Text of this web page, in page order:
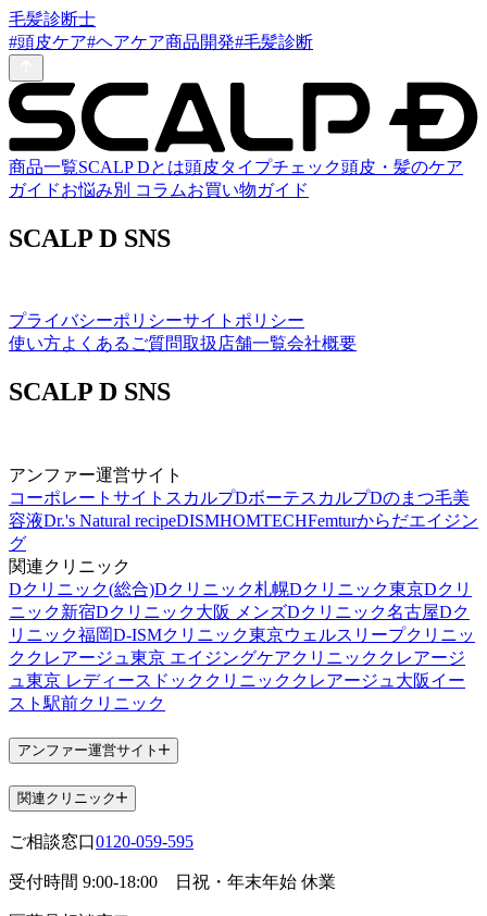
毛髪診断士
#頭皮ケア#ヘアケア商品開発#毛髪診断
商品一覧SCALP Dとは頭皮タイプチェック頭皮・髪のケア
ガイドお悩み別 コラムお買い物ガイド
SCALP D SNS
プライバシーポリシーサイトポリシー
使い方よくあるご質問取扱店舗一覧会社概要
SCALP D SNS
アンファー運営サイト
コーポレートサイト スカルプDボーテスカルプDのまつ毛美
容液Dr.'s Natural recipeDISMHOMTECHFemturからだエイジン
グ
関連クリニック
Dクリニック(総合)Dクリニック札幌Dクリニック東京Dクリ
ニック新宿Dクリニック大阪 メンズDクリニック名古屋Dク
リニック福岡D-ISMクリニック東京ウェルスリープクリニッ
ク クレアージュ東京 エイジングケアクリニック クレアージ
ュ東京 レディースドッククリニック クレアージュ大阪イー
スト駅前クリニック
アンファー運営サイト
関連クリニック
ご相談窓口0120-059-595
受付時間 9:00-18:00 日祝・年末年始 休業